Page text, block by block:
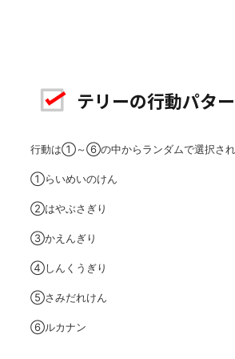
テリーの行動パタ
行動は①～⑥の中からランダムで選択され
①らいめいのけん
②はやぶさぎり
③かえんぎり
④しんくうぎり
⑤さみだれけん
⑥ルカナン